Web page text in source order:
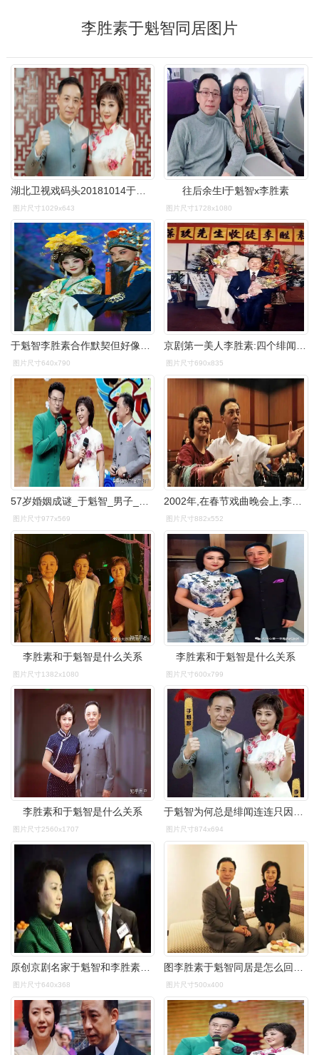
李胜素于魁智同居图片
图片尺寸1029x643
往后余生l于魁智x李胜素
图片尺寸1728x1080
于魁智李胜素合作默契但好像一年也演不了几回想看也很难
图片尺寸640x790
京剧第一美人李胜素:四个绯闻老公没一个真的,57岁成
图片尺寸690x835
图片尺寸977x569 图片尺寸882x552
李胜素和于魁智是什么关系
图片尺寸1382x1080
李胜素和于魁智是什么关系
图片尺寸600x799
李胜素和于魁智是什么关系
图片尺寸2560x1707
于魁智为何总是绯闻连连只因与李胜素过于相配
图片尺寸874x694
图片尺寸640x368 图片尺寸500x400